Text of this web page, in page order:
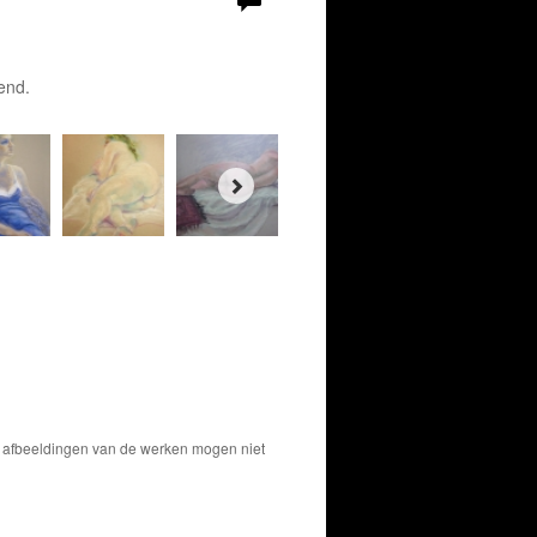
van de werken mogen niet